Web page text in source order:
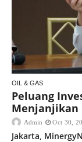
OIL & GAS
Peluang
Menjanjikan
Admin Oct 30,
Jakarta,